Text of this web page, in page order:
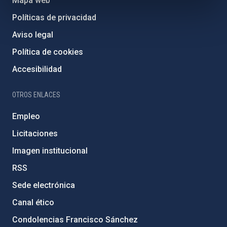
Políticas de privacidad
Aviso legal
Política de cookies
Accesibilidad
OTROS ENLACES
Empleo
Licitaciones
Imagen institucional
RSS
Sede electrónica
Canal ético
Condolencias Francisco Sánchez